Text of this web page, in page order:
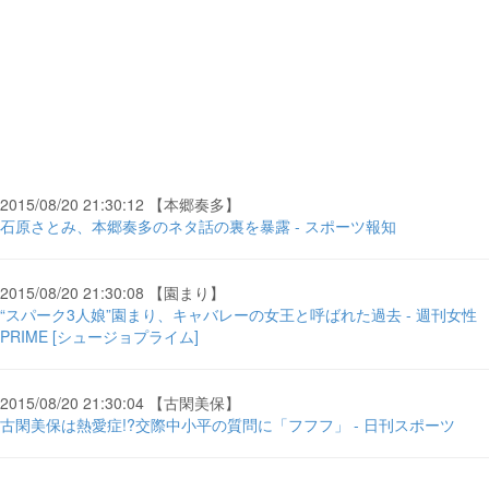
2015/08/20 21:30:12 【本郷奏多】
石原さとみ、本郷奏多のネタ話の裏を暴露 - スポーツ報知
2015/08/20 21:30:08 【園まり】
“スパーク3人娘”園まり、キャバレーの女王と呼ばれた過去 - 週刊女性
PRIME [シュージョプライム]
2015/08/20 21:30:04 【古閑美保】
古閑美保は熱愛症!?交際中小平の質問に「フフフ」 - 日刊スポーツ